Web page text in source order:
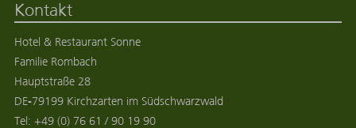
Kontakt
Hotel & Restaurant Sonne
Familie Rombach
Hauptstraße 28
DE-79199 Kirchzarten im Südschwarzwald
Tel:+49 (0) 76 61 / 90 19 90